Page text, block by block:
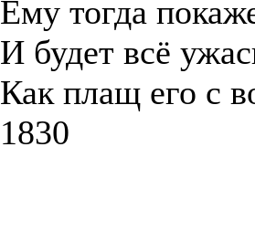
Ему тогда
И будет всё
Как плащ его с
1830